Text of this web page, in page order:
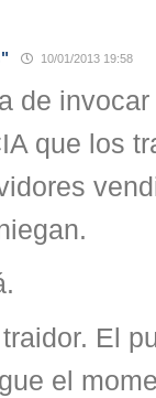
10/01/2013 19:58
de
que los
El
el